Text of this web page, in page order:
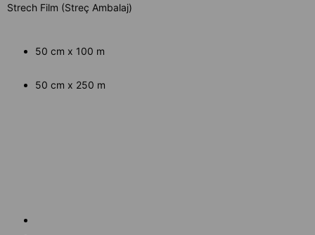
Strech Film (Streç Ambalaj)
50 cm x 100 m
50 cm x 250 m